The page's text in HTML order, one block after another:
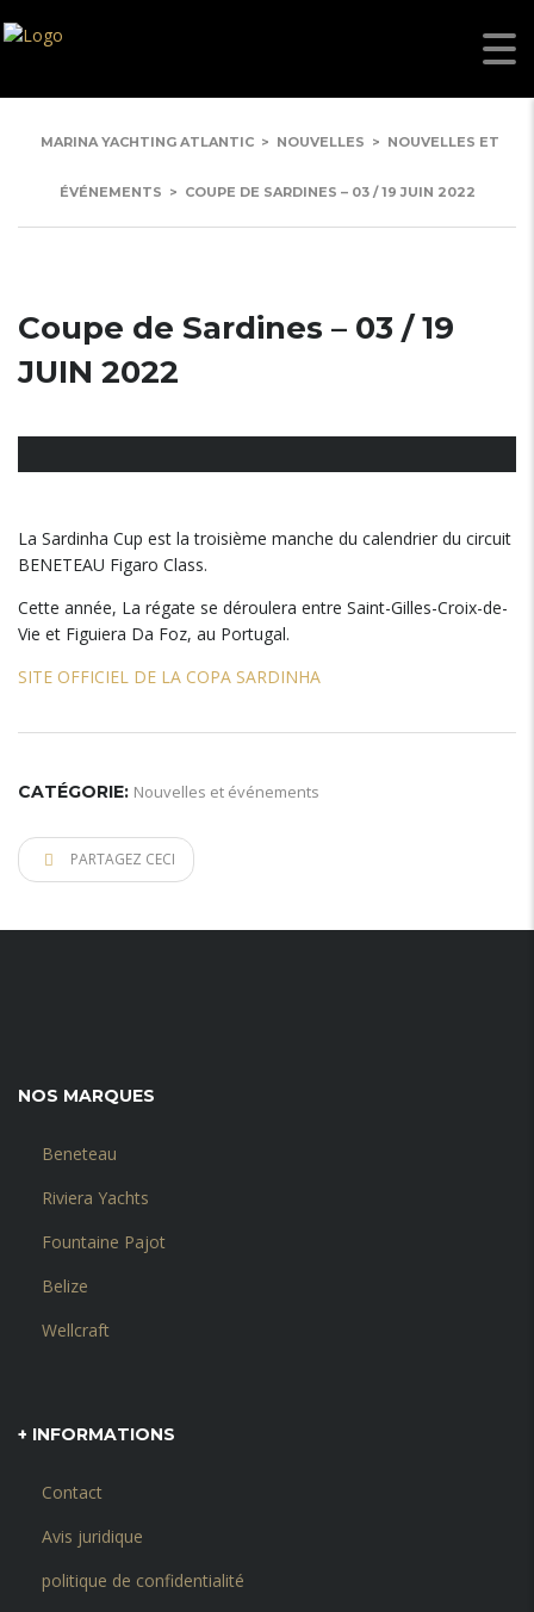
MARINA YACHTING ATLANTIC > NOUVELLES > NOUVELLES ET
ÉVÉNEMENTS > COUPE DE SARDINES – 03 / 19 JUIN 2022
Coupe de Sardines – 03 / 19
JUIN 2022
La Sardinha Cup est la troisième manche du calendrier du circuit
BENETEAU Figaro Class.
Cette année, La régate se déroulera entre Saint-Gilles-Croix-de-
Vie et Figuiera Da Foz, au Portugal.
SITE OFFICIEL DE LA COPA SARDINHA
CATÉGORIE: Nouvelles et événements
PARTAGEZ CECI
NOS MARQUES
Beneteau
Riviera Yachts
Fountaine Pajot
Belize
Wellcraft
+ INFORMATIONS
Contact
Avis juridique
politique de confidentialité